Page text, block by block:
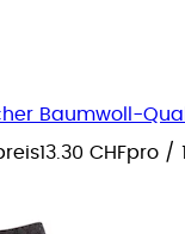
Baumwoll-
13.30 CHFpro /